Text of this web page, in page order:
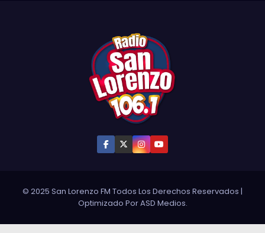
© 2025 San Lorenzo FM Todos Los Derechos Reservados |
Optimizado PorASD Medios.